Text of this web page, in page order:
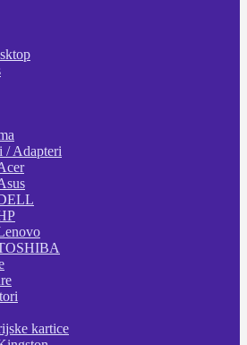
/ Adapteri
kartice